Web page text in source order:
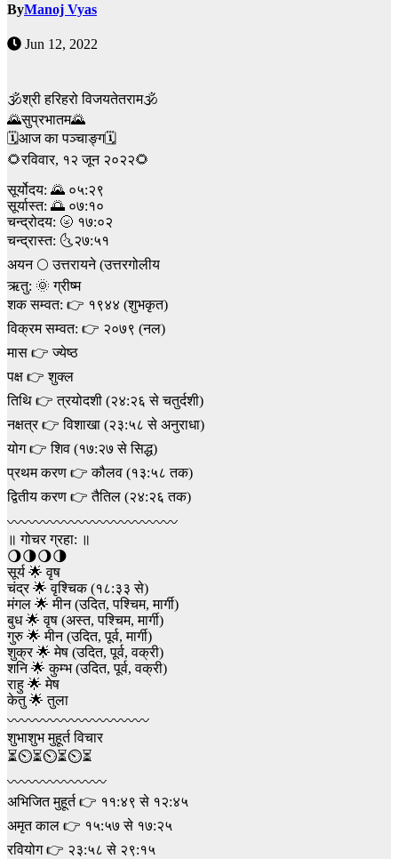
ByManoj Vyas
Jun 12, 2022
🕉श्री हरिहरो विजयतेतराम🕉
🌄सुप्रभातम🌄
🗓आज का पञ्चाङ्ग🗓
🌻रविवार, १२ जून २०२२🌻
सूर्योदय: 🌄 ०५:२९
सूर्यास्त: 🌅 ०७:१०
चन्द्रोदय: 🌝 १७:०२
चन्द्रास्त: 🌜२७:५१
अयन 🌕 उत्तरायने (उत्तरगोलीय
ऋतु: 🌞 ग्रीष्म
शक सम्वत: 👉 १९४४ (शुभकृत)
विक्रम सम्वत: 👉 २०७९ (नल)
मास 👉 ज्येष्ठ
पक्ष 👉 शुक्ल
तिथि 👉 त्रयोदशी (२४:२६ से चतुर्दशी)
नक्षत्र 👉 विशाखा (२३:५८ से अनुराधा)
योग 👉 शिव (१७:२७ से सिद्ध)
प्रथम करण 👉 कौलव (१३:५८ तक)
द्वितीय करण 👉 तैतिल (२४:२६ तक)
〰〰〰〰〰〰〰〰〰〰〰️〰️
॥ गोचर ग्रहा: ॥
🌖🌗🌖🌗
सूर्य 🌟 वृष
चंद्र 🌟 वृश्चिक (१८:३३ से)
मंगल 🌟 मीन (उदित, पश्चिम, मार्गी)
बुध 🌟 वृष (अस्त, पश्चिम, मार्गी)
गुरु 🌟 मीन (उदित, पूर्व, मार्गी)
शुक्र 🌟 मेष (उदित, पूर्व, वक्री)
शनि 🌟 कुम्भ (उदित, पूर्व, वक्री)
राहु 🌟 मेष
केतु 🌟 तुला
〰〰〰〰〰〰〰〰〰〰
शुभाशुभ मुहूर्त विचार
⏳⏲⏳⏲⏳⏲⏳
〰〰〰〰〰〰〰
अभिजित मुहूर्त 👉 ११:४९ से १२:४५
अमृत काल 👉 १५:५७ से १७:२५
रवियोग 👉 २३:५८ से २९:१५